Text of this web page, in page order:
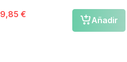
9,85 €
Añadir